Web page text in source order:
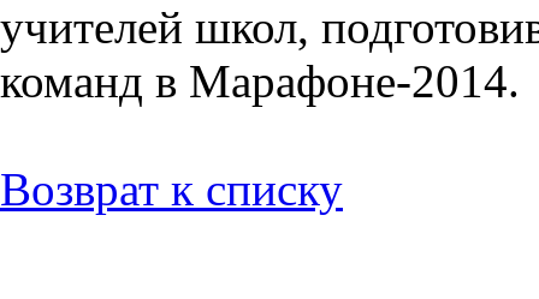
учителей школ,
команд в Марафоне-2014.
Возврат к списку